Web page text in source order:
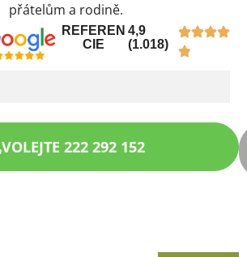
přátelům a rodině.
REFEREN
CIE
4,9
(1.018)
VOLEJTE 222 292 152